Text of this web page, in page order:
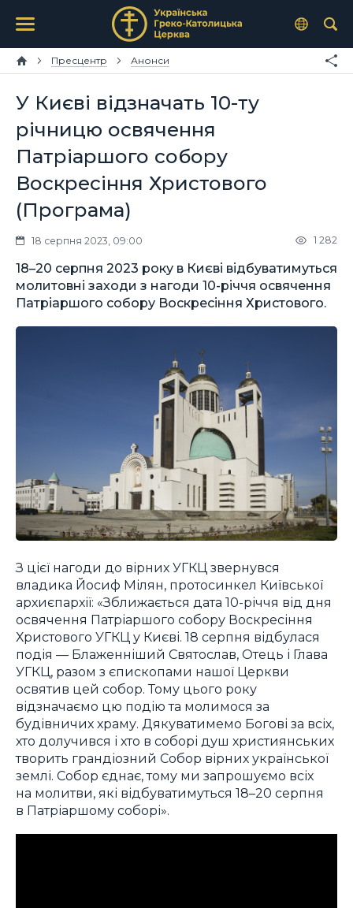
Пресцентр Анонси
У Києві відзначать 10-ту
річницю освячення
Патріаршого собору
Воскресіння Христового
(Програма)
18 серпня 2023, 09:00 1 282
18–20 серпня 2023 року в Києві відбуватимуться
молитовні заходи з нагоди 10-річчя освячення
Патріаршого собору Воскресіння Христового.
З цієї нагоди до вірних УГКЦ звернувся
владика Йосиф Мілян, протосинкел Київської
архиєпархії: «Зближається дата 10-річчя від дня
освячення Патріаршого собору Воскресіння
Христового УГКЦ у Києві. 18 серпня відбулася
подія — Блаженніший Святослав, Отець і Глава
УГКЦ, разом з єпископами нашої Церкви
освятив цей собор. Тому цього року
відзначаємо цю подію та молимося за
будівничих храму. Дякуватимемо Богові за всіх,
хто долучився і хто в соборі душ християнських
творить грандіозний Собор вірних української
землі. Собор єднає, тому ми запрошуємо всіх
на молитви, які відбуватимуться 18–20 серпня
в Патріаршому соборі».